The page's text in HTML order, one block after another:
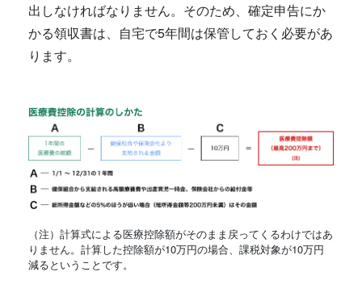
出しなければなりません。そのため、確定申告にか
かる領収書は、自宅で5年間は保管しておく必要があ
ります。
（注）計算式による医療控除額がそのまま戻ってくるわけではあ
りません。計算した控除額が10万円の場合、課税対象が10万円
減るということです。